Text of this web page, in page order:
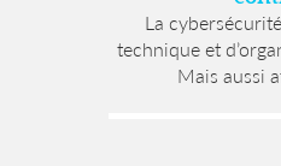
La
technique et
Mais aussi